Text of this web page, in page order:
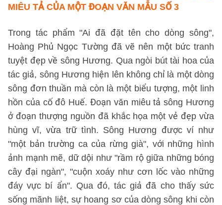
MIÊU TẢ CỦA MỘT ĐOẠN VĂN MẪU SỐ 3
Trong tác phẩm "Ai đã đặt tên cho dòng sông",
Hoàng Phủ Ngọc Tường đã vẽ nên một bức tranh
tuyệt đẹp về sông Hương. Qua ngòi bút tài hoa của
tác giả, sông Hương hiện lên không chỉ là một dòng
sông đơn thuần mà còn là một biểu tượng, một linh
hồn của cố đô Huế. Đoạn văn miêu tả sông Hương
ở đoạn thượng nguồn đã khắc họa một vẻ đẹp vừa
hùng vĩ, vừa trữ tình. Sông Hương được ví như
"một bản trường ca của rừng già", với những hình
ảnh mạnh mẽ, dữ dội như "rầm rộ giữa những bóng
cây đại ngàn", "cuộn xoáy như cơn lốc vào những
đáy vực bí ẩn". Qua đó, tác giả đã cho thấy sức
sống mãnh liệt, sự hoang sơ của dòng sông khi còn